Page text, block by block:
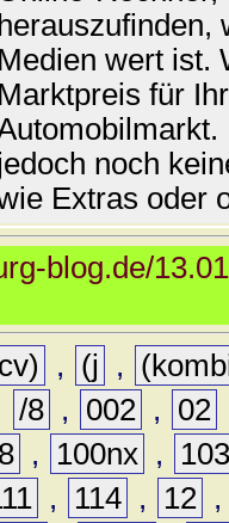
herauszufinden,
Medien wert ist.
Marktpreis für
noch
Extras oder
blog.de/
, (j ,
/8 , 002 , 02
, 100nx ,
, 114 , 12